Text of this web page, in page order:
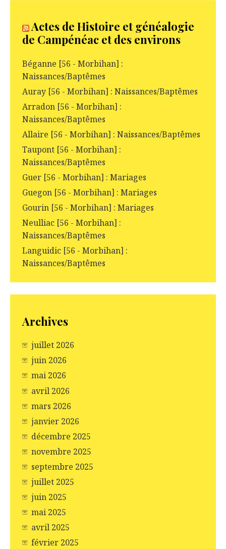
Actes de Histoire et généalogie
de Campénéac et des environs
Béganne [56 - Morbihan] :
Naissances/Baptêmes
Auray [56 - Morbihan] : Naissances/Baptêmes
Arradon [56 - Morbihan] :
Naissances/Baptêmes
Allaire [56 - Morbihan] : Naissances/Baptêmes
Taupont [56 - Morbihan] :
Naissances/Baptêmes
Guer [56 - Morbihan] : Mariages
Guegon [56 - Morbihan] : Mariages
Gourin [56 - Morbihan] : Mariages
Neulliac [56 - Morbihan] :
Naissances/Baptêmes
Languidic [56 - Morbihan] :
Naissances/Baptêmes
Archives
juillet 2026
juin 2026
mai 2026
avril 2026
mars 2026
janvier 2026
décembre 2025
novembre 2025
septembre 2025
juillet 2025
juin 2025
mai 2025
avril 2025
février 2025